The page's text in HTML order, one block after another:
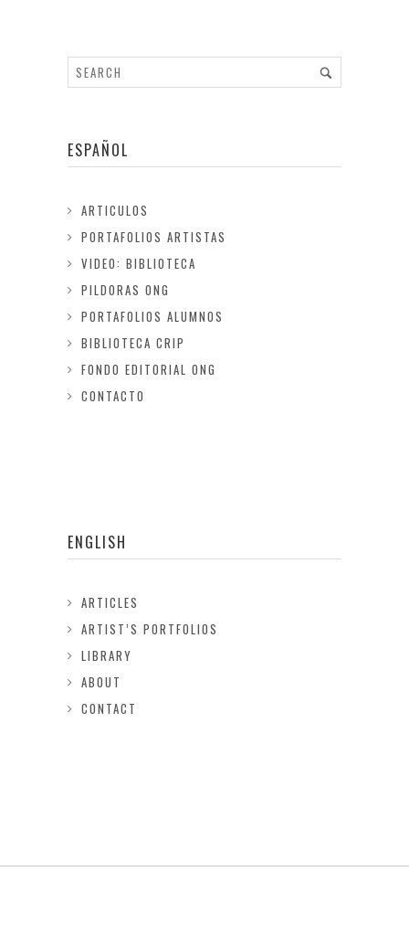
ESPAÑOL
ARTICULOS
PORTAFOLIOS ARTISTAS
VIDEO: BIBLIOTECA
PILDORAS ONG
PORTAFOLIOS ALUMNOS
BIBLIOTECA CRIP
FONDO EDITORIAL ONG
CONTACTO
ENGLISH
ARTICLES
ARTIST’S PORTFOLIOS
LIBRARY
ABOUT
CONTACT